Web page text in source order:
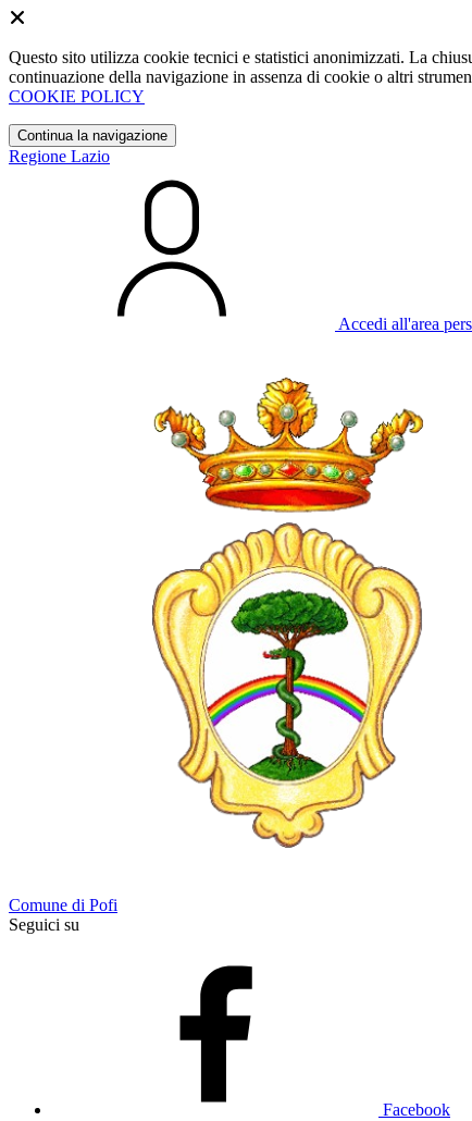
Questo sito utilizza cookie tecnici e statistici anonimizzati. La
continuazione della navigazione in assenza di cookie o altri
COOKIE POLICY
Continua la navigazione
Regione Lazio
Accedi all'area
Comune di Pofi
Seguici su
Facebook